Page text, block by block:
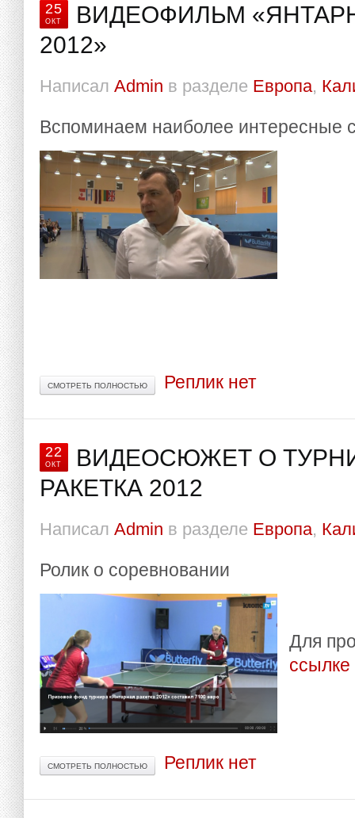
25
ОКТ
ВИДЕОФИЛЬМ
2012»
Написал Admin в разделе Европа,
Вспоминаем наиболее интересные
СМОТРЕТЬ ПОЛНОСТЬЮ Реплик нет
22
ОКТ
ВИДЕОСЮЖЕТ О
РАКЕТКА 2012
Написал Admin в разделе Европа,
Ролик о соревновании
Для
ссылке
СМОТРЕТЬ ПОЛНОСТЬЮ Реплик нет